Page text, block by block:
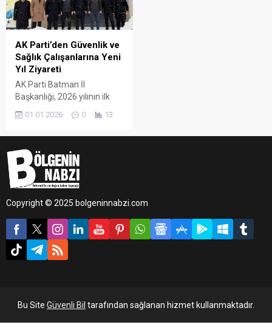
AK Parti’den Güvenlik ve
Sağlık Çalışanlarına Yeni
Yıl Ziyareti
AK Parti Batman İl
Başkanlığı, 2026 yılının ilk
huzuru, güvenliği ve sağlığı
sağlık çalışanlarını ziyaret
etti.
01.01.2026 0 13
Copyright © 2025 bolgeninnabzi.com
Bu Site Güvenli Bil tarafından sağlanan hizmet kullanmaktadır.